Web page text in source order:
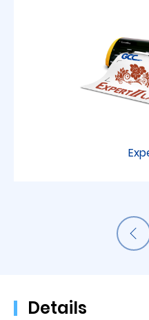
Details